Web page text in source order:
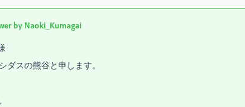
by Naoki_Kumagai
ダスの熊谷と申します。